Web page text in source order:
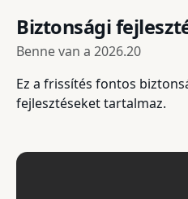
Biztonsági
Benne van a 2026.20
Ez a frissítés fontos
fejlesztéseket tartalmaz.